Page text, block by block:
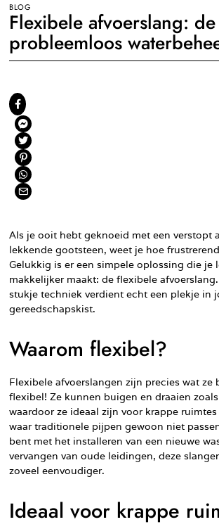
BLOG
Flexibele afvoerslang:
probleemloos
Als je ooit hebt geknoeid met een verstopt
lekkende gootsteen, weet je hoe
Gelukkig is er een simpele oplossing die je
makkelijker maakt: de flexibele
stukje techniek verdient echt een plekje in
gereedschapskist.
Waarom flexibel?
Flexibele afvoerslangen zijn precies wat ze
flexibel! Ze kunnen buigen en draaien
waardoor ze ideaal zijn voor krappe
waar traditionele pijpen gewoon niet
bent met het installeren van een nieuwe
vervangen van oude leidingen, deze
zoveel eenvoudiger.
Ideaal voor krappe